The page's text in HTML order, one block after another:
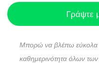
Γράψτε
Μπορώ να βλέπω εύκολα
καθημερινότητα όλων